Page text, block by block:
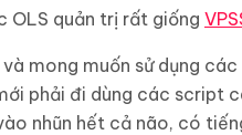
OLS quản trị rất giống
mong muốn sử dụng
phải đi dùng các script
nhũn hết cả não, có